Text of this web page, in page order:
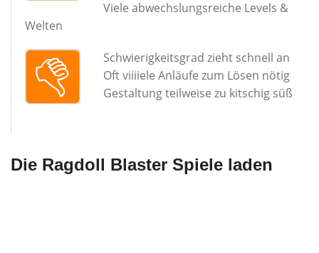
Viele abwechslungsreiche Levels &
Welten
Schwierigkeitsgrad zieht schnell an
Oft viiiiele Anläufe zum Lösen nötig
Gestaltung teilweise zu kitschig süß
Die Ragdoll Blaster Spiele laden